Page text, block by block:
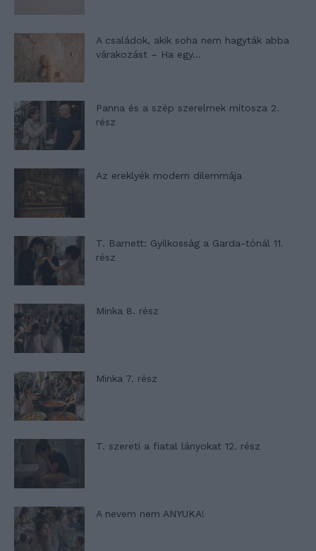
A családok, akik soha nem hagyták abba
várakozást – Ha egy...
Panna és a szép szerelmek mítosza 2.
rész
Az ereklyék modern dilemmája
T. Barnett: Gyilkosság a Garda-tónál 11.
rész
Minka 8. rész
Minka 7. rész
T. szereti a fiatal lányokat 12. rész
A nevem nem ANYUKA!